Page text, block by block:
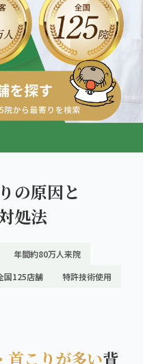
、
。
の原因と
処法
年間約80万人来院
国125店舗 特許技術使用
首こりが多い背